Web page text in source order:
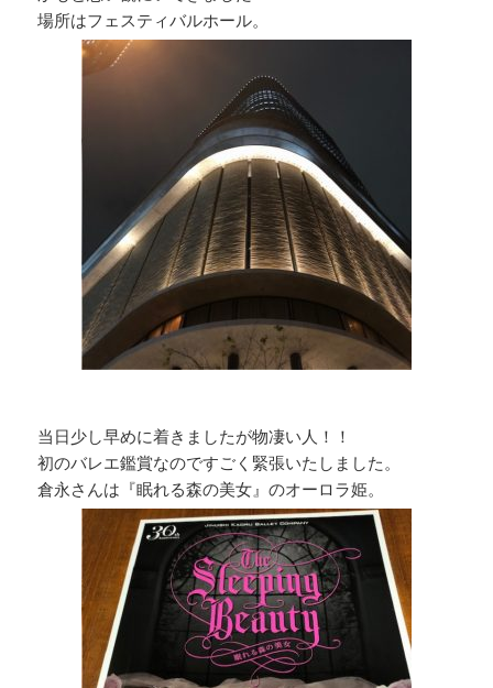
場所はフェスティバルホール。
当日少し早めに着きましたが物凄い人！！
初のバレエ鑑賞なのですごく緊張いたしました。
倉永さんは『眠れる森の美女』のオーロラ姫。